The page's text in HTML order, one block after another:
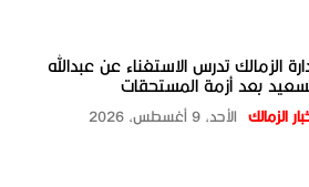
الزمالك تدرس الاستغناء عن عبدالله
بعد أزمة المستحقات
الزمالك الأحد، 9 أغسطس، 2026